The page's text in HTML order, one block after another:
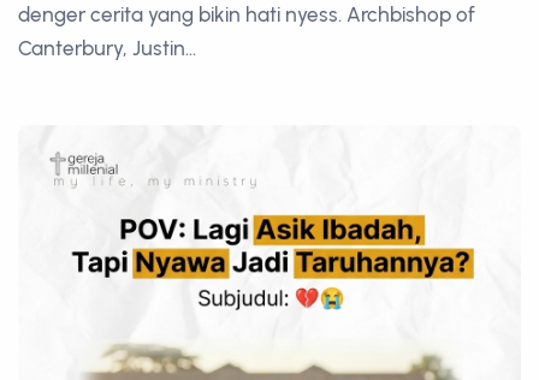
denger cerita yang bikin hati nyess. Archbishop of
Canterbury, Justin...